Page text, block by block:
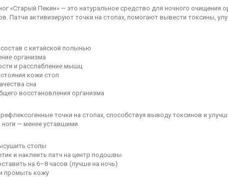
«Старый Пекин» — это натуральное средство для ночного очищения
Патчи активизируют точки на стопах, помогают вывести токсины,
с китайской полынью
организма
и расслабление мышц
кожи стоп
сна
восстановления организма
точки на стопах, способствуя выводу токсинов и
ноги — менее уставшими.
стопы
и наклеить патч на центр подошвы
на 6–8 часов (лучше на ночь)
промыть кожу